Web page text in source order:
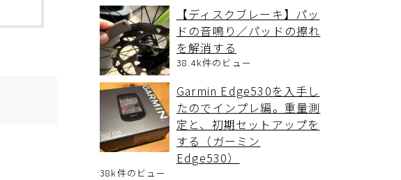
【ディスクブレーキ】パッ
ドの音鳴り／パッドの擦れ
を解消する
38.4k件のビュー
Garmin Edge530を入手し
たのでインプレ編。重量測
定と、初期セットアップを
する（ガーミン
Edge530）
38k件のビュー